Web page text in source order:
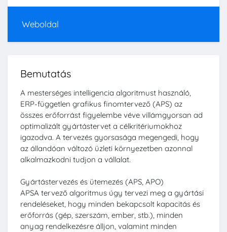
Weboldal
Bemutatás
A mesterséges intelligencia algoritmust használó,
ERP-független grafikus finomtervező (APS) az
összes erőforrást figyelembe véve villámgyorsan ad
optimalizált gyártástervet a célkritériumokhoz
igazodva. A tervezés gyorsasága megengedi, hogy
az állandóan változó üzleti környezetben azonnal
alkalmazkodni tudjon a vállalat.
Gyártástervezés és ütemezés (APS, APO)
APSA tervező algoritmus úgy tervezi meg a gyártási
rendeléseket, hogy minden bekapcsolt kapacitás és
erőforrás (gép, szerszám, ember, stb.), minden
anyag rendelkezésre álljon, valamint minden